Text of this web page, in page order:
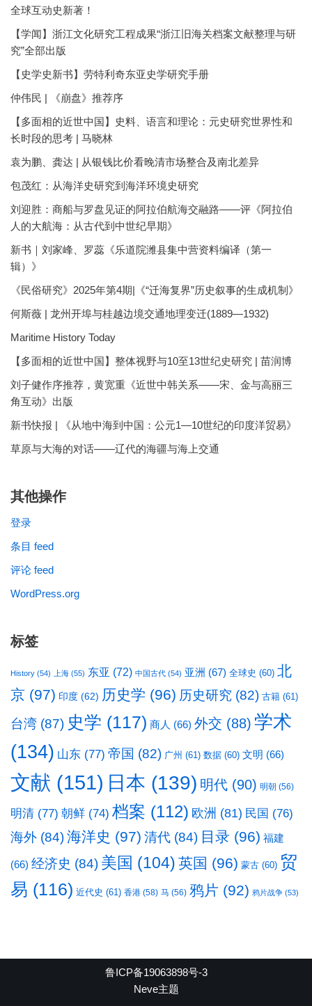
全球互动史新著！
【学闻】浙江文化研究工程成果“浙江旧海关档案文献整理与研
究”全部出版
【史学史新书】劳特利奇东亚史学研究手册
仲伟民 | 《崩盘》推荐序
【多面相的近世中国】史料、语言和理论：元史研究世界性和
长时段的思考 | 马晓林
袁为鹏、龚达 | 从银钱比价看晚清市场整合及南北差异
包茂红：从海洋史研究到海洋环境史研究
刘迎胜：商船与罗盘见证的阿拉伯航海交融路——评《阿拉伯
人的大航海：从古代到中世纪早期》
新书｜刘家峰、罗蕊《乐道院潍县集中营资料编译（第一
辑）》
《民俗研究》2025年第4期|《“迁海复界”历史叙事的生成机制》
何斯薇 | 龙州开埠与桂越边境交通地理变迁(1889—1932)
Maritime History Today
【多面相的近世中国】整体视野与10至13世纪史研究 | 苗润博
刘子健作序推荐，黄宽重《近世中韩关系——宋、金与高丽三
角互动》出版
新书快报 | 《从地中海到中国：公元1—10世纪的印度洋贸易》
草原与大海的对话——辽代的海疆与海上交通
其他操作
登录
条目 feed
评论 feed
WordPress.org
标签
History (54) 上海 (55) 东亚 (72) 中国古代 (54) 亚洲 (67) 全球史 (60) 北
京 (97) 印度 (62) 历史学 (96) 历史研究 (82) 古籍 (61)
台湾 (87) 史学 (117) 商人 (66) 外交 (88) 学术
(134) 山东 (77) 帝国 (82) 广州 (61) 数据 (60) 文明 (66)
文献 (151) 日本 (139) 明代 (90) 明朝 (56)
明清 (77) 朝鲜 (74) 档案 (112) 欧洲 (81) 民国 (76)
海外 (84)海洋史 (97) 清代 (84) 目录 (96) 福建
(66) 经济史 (84) 美国 (104) 英国 (96) 蒙古 (60) 贸
易 (116) 近代史 (61) 香港 (58) 马 (56) 鸦片 (92) 鸦片战争 (53)
鲁ICP备19063898号-3
Neve主题